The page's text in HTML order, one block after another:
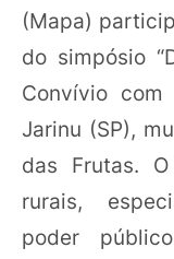
(Mapa)
do simpósio
Convívio com
Jarinu (SP),
das Frutas.
rurais,
poder